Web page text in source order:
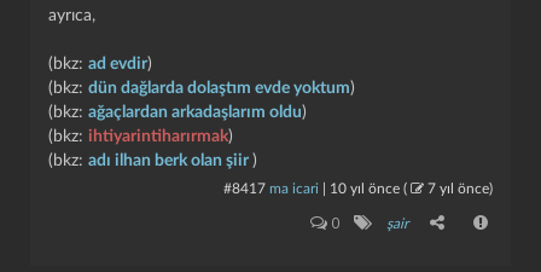
ayrıca,
(bkz: ad evdir)
(bkz: dün dağlarda dolaştım evde yoktum)
(bkz: ağaçlardan arkadaşlarım oldu)
(bkz: ihtiyarintiharırmak)
(bkz: adı ilhan berk olan şiir )
#8417 ma icari 10 yıl önce ( 7 yıl önce)
0 şair